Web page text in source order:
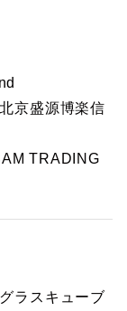
京盛源博楽信
TRADING
ラスキューブ